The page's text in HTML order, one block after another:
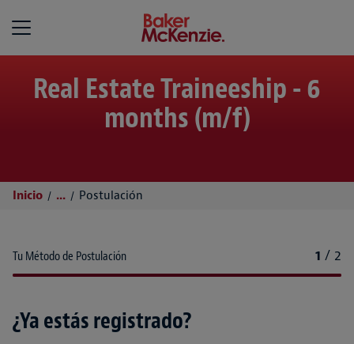
Baker McKenzie
Real Estate Traineeship - 6
months (m/f)
Inicio ... Postulación
Tu Método de Postulación 1 / 2
¿Ya estás registrado?